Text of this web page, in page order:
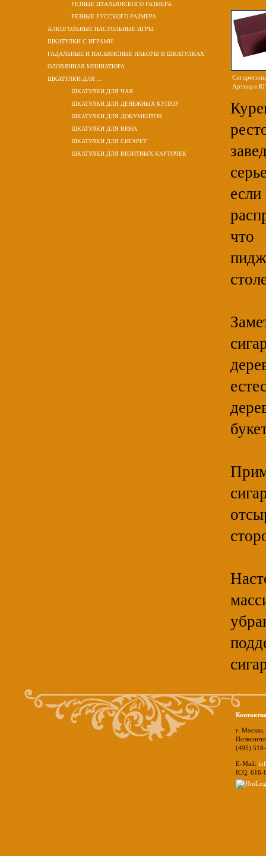
РЕЗНЫЕ ИТАЛЬЯНСКОГО РАЗМЕРА
РЕЗНЫЕ РУССКОГО РАЗМЕРА
АЛКОГОЛЬНЫЕ НАСТОЛЬНЫЕ ИГРЫ
ШКАТУЛКИ С ИГРАМИ
ГАДАЛЬНЫЕ И ПАСЬЯНСНЫЕ НАБОРЫ В ШКАТУЛКАХ
ОЛОВЯННАЯ МИНИАТЮРА
ШКАТУЛКИ ДЛЯ ...
ШКАТУЛКИ ДЛЯ ЧАЯ
ШКАТУЛКИ ДЛЯ ДЕНЕЖНЫХ КУПЮР
ШКАТУЛКИ ДЛЯ ДОКУМЕНТОВ
ШКАТУЛКИ ДЛЯ ВИНА
ШКАТУЛКИ ДЛЯ СИГАРЕТ
ШКАТУЛКИ ДЛЯ ВИЗИТНЫХ КАРТОЧЕК
Артикул
что
г.
(495)
E-Mail:
ICQ: 616-